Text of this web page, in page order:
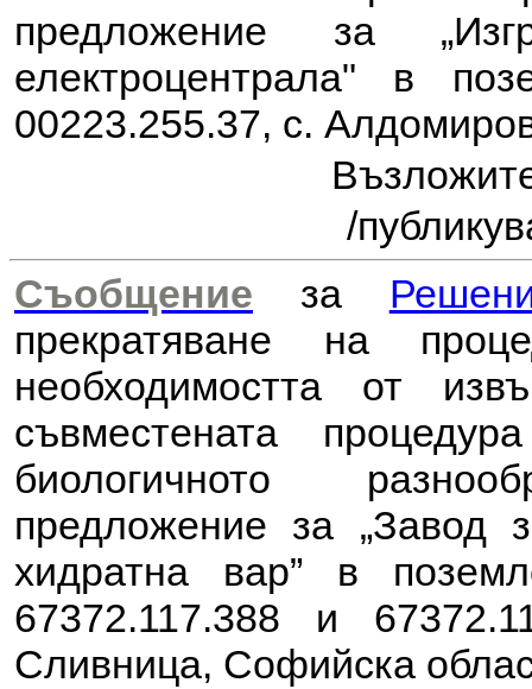
предложение за
електроцентрала" в
00223.255.37, с.
/
Съобщение за
прекратяване на
необходимостта от
съвместената
биологичното
предложение за „Завод
хидратна вар” в
67372.117.388 и
Сливница, Софийска